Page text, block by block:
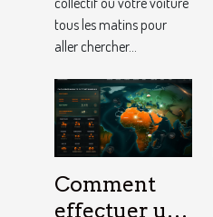
tous les matins pour
aller chercher...
Comment
effectuer un